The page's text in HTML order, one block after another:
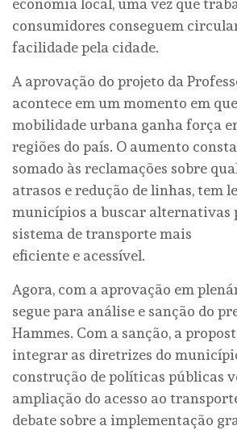
economia local, uma vez que
consumidores conseguem
facilidade pela cidade.
A aprovação do projeto da
acontece em um momento em
mobilidade urbana ganha força
regiões do país. O aumento
somado às reclamações sobre
atrasos e redução de linhas, tem
municípios a buscar
sistema de transporte mais
eficiente e acessível.
Agora, com a aprovação em
segue para análise e sanção do
Hammes. Com a sanção, a
integrar as diretrizes do
construção de políticas públicas
ampliação do acesso ao
debate sobre a implementação